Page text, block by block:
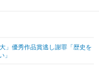
ブログ
」優秀作品賞逃し謝罪「歴史を